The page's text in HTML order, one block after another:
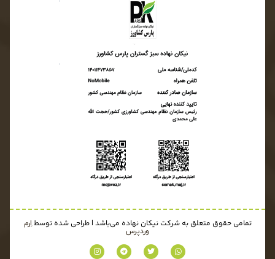
تمامی حقوق متعلق به شرکت نیکان نهاده می‌باشد | طراحی شده توسطاِرم
وردپرس